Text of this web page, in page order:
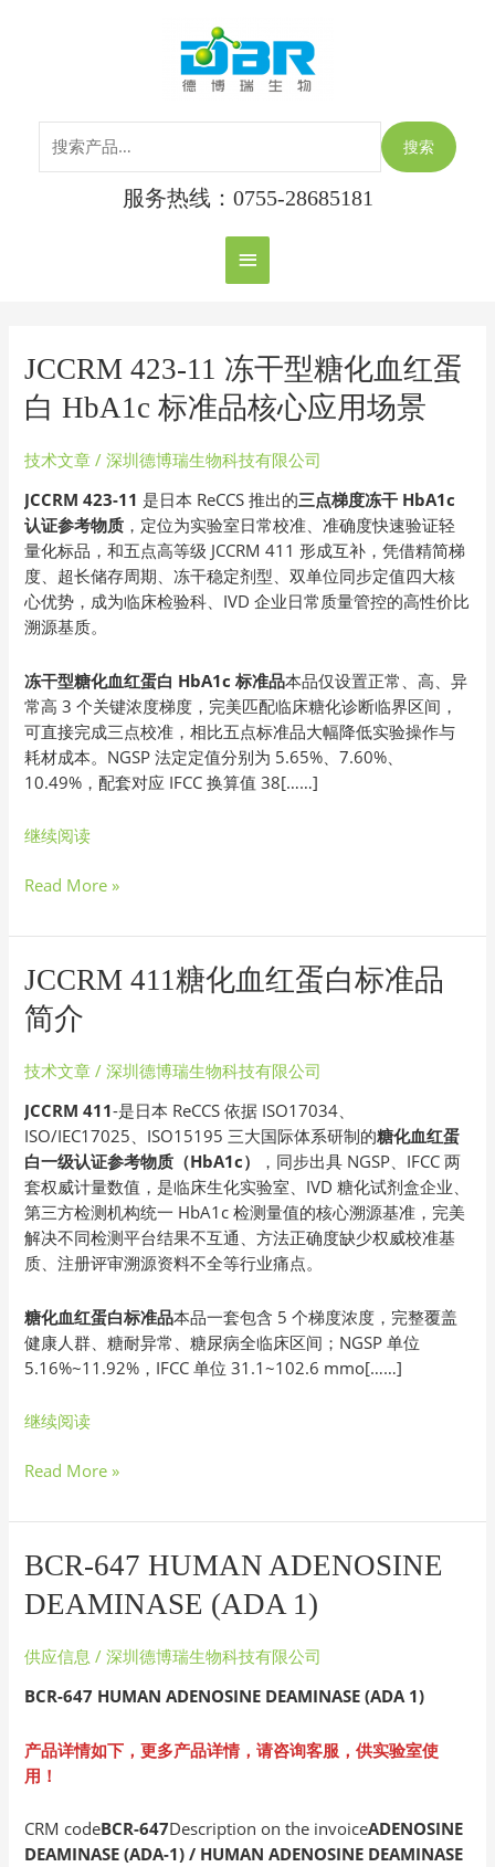
主
菜
单
搜索
服务热线：0755-28685181
JCCRM 423-11 冻干型糖化血红蛋
白 HbA1c 标准品核心应用场景
技术文章 /深圳德博瑞生物科技有限公司
JCCRM 423-11 是日本 ReCCS 推出的三点梯度冻干 HbA1c
认证参考物质 ，定位为实验室日常校准、准确度快速验证轻
量化标品，和五点高等级 JCCRM 411 形成互补，凭借精简梯
度、超长储存周期、冻干稳定剂型、双单位同步定值四大核
心优势，成为临床检验科、IVD 企业日常质量管控的高性价比
溯源基质。
冻干型糖化血红蛋白 HbA1c 标准品本品仅设置正常、高、异
常高 3 个关键浓度梯度，完美匹配临床糖化诊断临界区间，
可直接完成三点校准，相比五点标准品大幅降低实验操作与
耗材成本。NGSP 法定定值分别为 5.65%、7.60%、
10.49%，配套对应 IFCC 换算值 38[……]
继续阅读
JCCRM
423-
11
干
糖
化
血
红
蛋
白
标
准
品
核
心
用
景
Read More »
JCCRM 411糖化血红蛋白标准品
简介
技术文章 /深圳德博瑞生物科技有限公司
JCCRM 411-是日本 ReCCS 依据 ISO17034、
ISO/IEC17025、ISO15195 三大国际体系研制的糖化血红蛋
白一级认证参考物质（HbA1c）
，同步出具 NGSP、IFCC 两
套权威计量数值，是临床生化实验室、IVD 糖化试剂盒企业、
第三方检测机构统一 HbA1c 检测量值的核心溯源基准，完美
解决不同检测平台结果不互通、方法正确度缺少权威校准基
质、注册评审溯源资料不全等行业痛点。
糖化血红蛋白标准品本品一套包含 5 个梯度浓度，完整覆盖
健康人群、糖耐异常、糖尿病全临床区间；NGSP 单位
5.16%~11.92%，IFCC 单位 31.1~102.6 mmo[……]
继续阅读
JCCRM
411
糖
血
蛋
白
标
准
品
简
介
Read More »
BCR-647 HUMAN ADENOSINE
DEAMINASE (ADA 1)
供应信息 /深圳德博瑞生物科技有限公司
BCR-647 HUMAN ADENOSINE DEAMINASE (ADA 1)
产品详情如下，更多产品详情，请咨询客服，供实验室使
用！
CRM codeBCR-647Description on the invoiceADENOSINE
DEAMINASE (ADA-1) / HUMAN ADENOSINE DEAMINASE
BCR-
647
HUMAN
DEAMINASE
1)